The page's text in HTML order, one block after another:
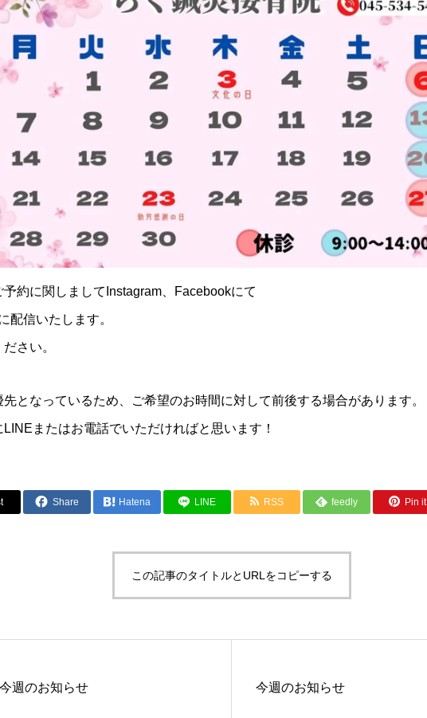
予約に関しましてInstagram、Facebookにて
配信いたします。
さい。
先となっているため、ご希望のお時間に対して前後する場合があります。
LINEまたはお電話でいただければと思います！
Share Hatena LINE RSS feedly Pin it
この記事のタイトルとURLをコピーする
今週のお知らせ 今週のお知らせ